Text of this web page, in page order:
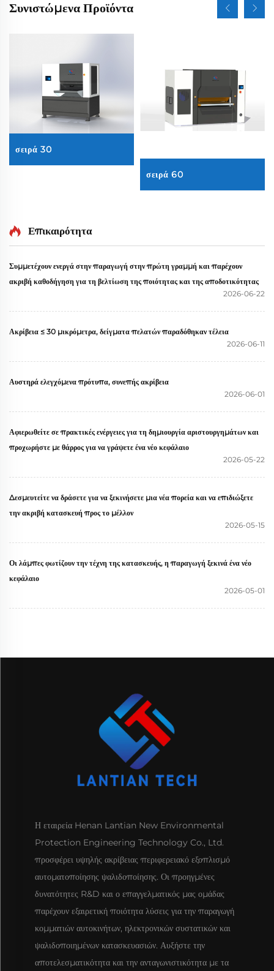
Συνιστώμενα Προϊόντα
σειρά 30
σειρά 60
Επικαιρότητα
Συμμετέχουν ενεργά στην παραγωγή στην πρώτη γραμμή και παρέχουν
ακριβή καθοδήγηση για τη βελτίωση της ποιότητας και της αποδοτικότητας
2026-06-22
Ακρίβεια ≤ 30 μικρόμετρα, δείγματα πελατών παραδόθηκαν τέλεια
2026-06-11
Αυστηρά ελεγχόμενα πρότυπα, συνεπής ακρίβεια
2026-06-01
Αφιερωθείτε σε πρακτικές ενέργειες για τη δημιουργία αριστουργημάτων και
προχωρήστε με θάρρος για να γράψετε ένα νέο κεφάλαιο
2026-05-22
Δεσμευτείτε να δράσετε για να ξεκινήσετε μια νέα πορεία και να επιδιώξετε
την ακριβή κατασκευή προς το μέλλον
2026-05-15
Οι λάμπες φωτίζουν την τέχνη της κατασκευής, η παραγωγή ξεκινά ένα νέο
κεφάλαιο
2026-05-01
Η εταιρεία Henan Lantian New Environmental
Protection Engineering Technology Co., Ltd.
προσφέρει υψηλής ακρίβειας περιφερειακό εξοπλισμό
αυτοματοποίησης ψαλιδοποίησης. Οι προηγμένες
δυνατότητες R&D και ο επαγγελματικός μας ομάδας
παρέχουν εξαιρετική ποιότητα λύσεις για την παραγωγή
κομματιών αυτοκινήτων, ηλεκτρονικών συστατικών και
ψαλιδοποιημένων κατασκευασιών. Αυξήστε την
αποτελεσματικότητα και την ανταγωνιστικότητα με τα